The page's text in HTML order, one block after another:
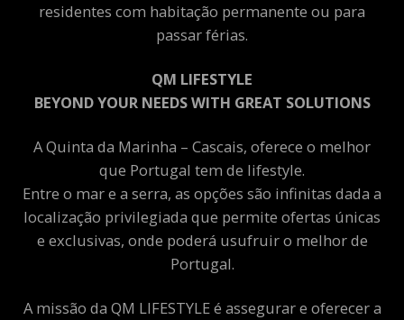
residentes com habitação permanente ou para
passar férias.
QM LIFESTYLE
BEYOND YOUR NEEDS WITH GREAT SOLUTIONS
A Quinta da Marinha – Cascais, oferece o melhor
que Portugal tem de lifestyle.
Entre o mar e a serra, as opções são infinitas dada a
localização privilegiada que permite ofertas únicas
e exclusivas, onde poderá usufruir o melhor de
Portugal.
A missão da QM LIFESTYLE é assegurar e oferecer a